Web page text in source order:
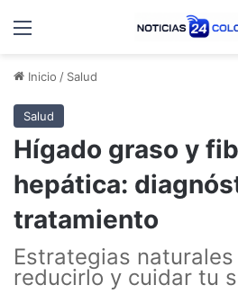
Menú
Inicio / Salud
Salud
Hígado graso y
hepática:
tratamiento
Estrategias
reducirlo y cuidar tu